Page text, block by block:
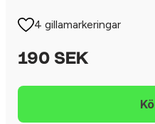
4 gillamarkeringar
190 SEK